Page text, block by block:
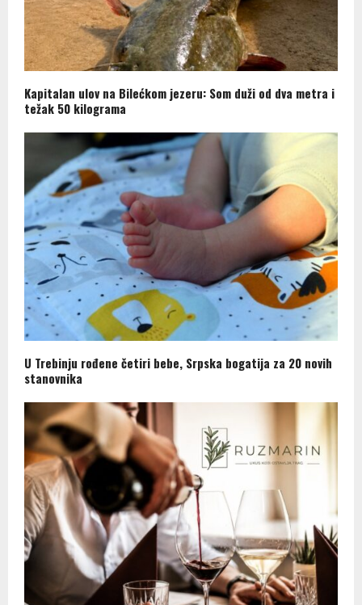
Kapitalan ulov na Bilećkom jezeru: Som duži od dva metra i
težak 50 kilograma
U Trebinju rođene četiri bebe, Srpska bogatija za 20 novih
stanovnika